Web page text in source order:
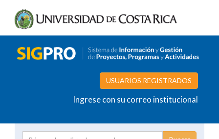
USUARIOS REGISTRADOS
Ingrese con su correo institucional